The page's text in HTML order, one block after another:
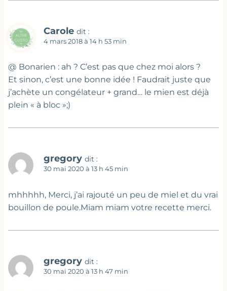
Carole dit :
4 mars 2018 à 14 h 53 min
@ Bonarien : ah ? C’est pas que chez moi alors ?
Et sinon, c’est une bonne idée ! Faudrait juste que
j’achète un congélateur + grand… le mien est déjà
plein « à bloc »;)
gregory dit :
30 mai 2020 à 13 h 45 min
mhhhhh, Merci, j’ai rajouté un peu de miel et du vrai
bouillon de poule.Miam miam votre recette merci.
gregory dit :
30 mai 2020 à 13 h 47 min